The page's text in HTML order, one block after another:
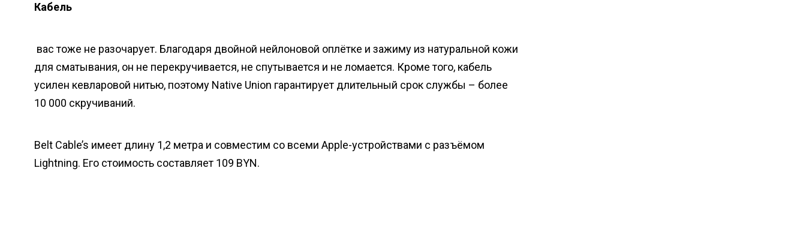
Кабель
вас тоже не разочарует. Благодаря двойной нейлоновой оплётке и зажиму из натуральной кожи
для сматывания, он не перекручивается, не спутывается и не ломается. Кроме того, кабель
усилен кевларовой нитью, поэтому Native Union гарантирует длительный срок службы – более
10 000 скручиваний.
Belt Cable’s имеет длину 1,2 метра и совместим со всеми Apple-устройствами с разъёмом
Lightning. Его стоимость составляет 109 BYN.